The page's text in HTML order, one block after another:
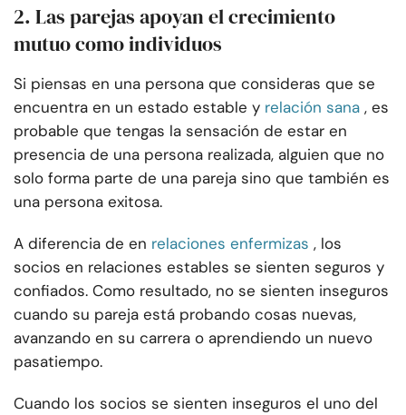
2. Las parejas apoyan el crecimiento
mutuo como individuos
Si piensas en una persona que consideras que se
encuentra en un estado estable y relación sana , es
probable que tengas la sensación de estar en
presencia de una persona realizada, alguien que no
solo forma parte de una pareja sino que también es
una persona exitosa.
A diferencia de en relaciones enfermizas , los
socios en relaciones estables se sienten seguros y
confiados. Como resultado, no se sienten inseguros
cuando su pareja está probando cosas nuevas,
avanzando en su carrera o aprendiendo un nuevo
pasatiempo.
Cuando los socios se sienten inseguros el uno del